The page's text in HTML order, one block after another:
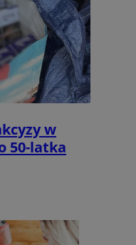
w
50-latka